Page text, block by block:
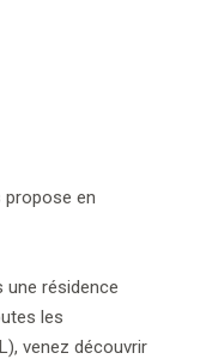
propose en
une résidence
les
venez découvrir